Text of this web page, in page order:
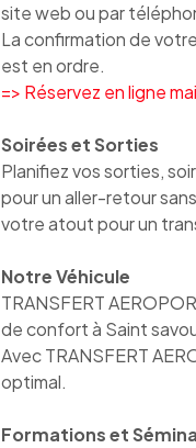
site web ou par
La confirmation de
est en ordre.
=> Réservez en ligne
Soirées et Sorties
Planifiez vos sorties,
pour un aller-retour
votre atout pour un
Notre Véhicule
TRANSFERT
de confort à Saint
Avec TRANSFERT
optimal.
Formations et